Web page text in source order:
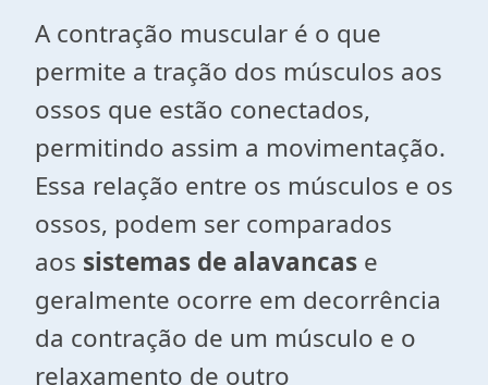
A contração muscular é o que
permite a tração dos músculos aos
ossos que estão conectados,
permitindo assim a movimentação.
Essa relação entre os músculos e os
ossos, podem ser comparados
aos sistemas de alavancas e
geralmente ocorre em decorrência
da contração de um músculo e o
relaxamento de outro